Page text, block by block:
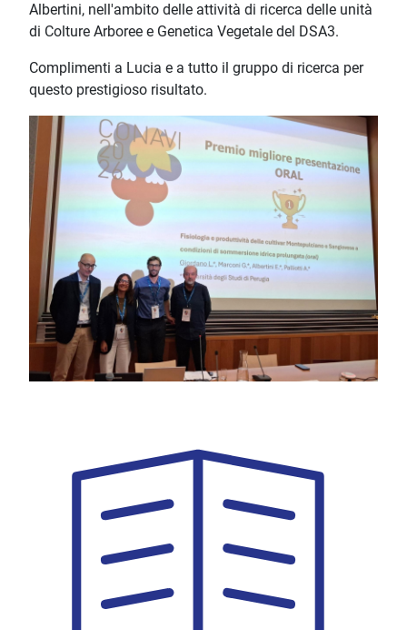
Albertini, nell'ambito delle attività di ricerca delle unità
di Colture Arboree e Genetica Vegetale del DSA3.
Complimenti a Lucia e a tutto il gruppo di ricerca per
questo prestigioso risultato.